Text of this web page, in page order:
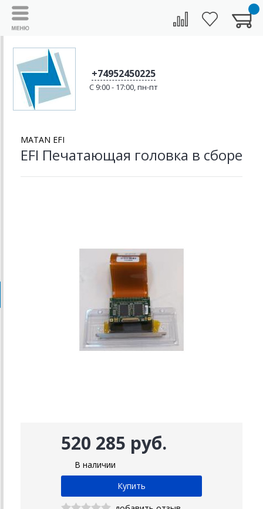
+74952450225
C 9:00 - 17:00, пн-пт
MATAN EFI
EFI Печатающая головка в сборе
520 285 руб.
В наличии